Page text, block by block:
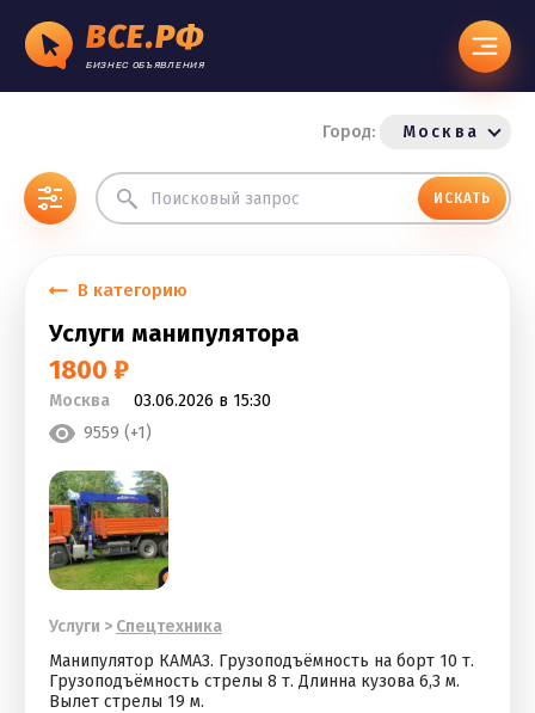
ВСЕ.РФ
БИЗНЕС ОБЪЯВЛЕНИЯ
Город: Москва
ИСКАТЬ
В категорию
Услуги манипулятора
1800 ₽
Москва
03.06.2026 в 15:30
9559 (+1)
Услуги > Спецтехника
Манипулятор КАМАЗ. Грузоподъёмность на борт 10 т.
Грузоподъёмность стрелы 8 т. Длинна кузова 6,3 м.
Вылет стрелы 19 м.